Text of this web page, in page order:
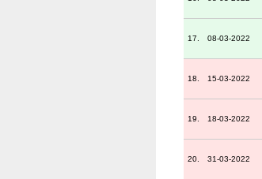
17. 08-03-2022
18. 15-03-2022
19. 18-03-2022
20. 31-03-2022